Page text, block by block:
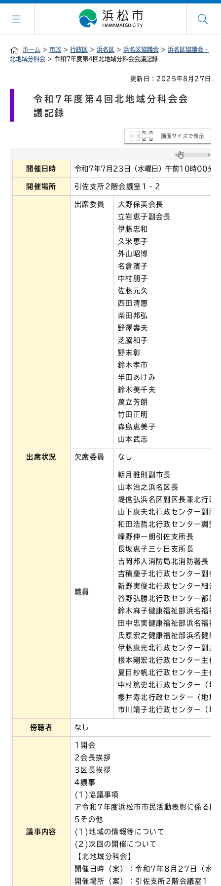
ホーム > 市政 > 行政区 > 浜名区 > 浜名区協議会 > 浜名区協議会・
北地域分科会 > 令和7年度第4回北地域分科会会議記録
更新日：2025年8月27日
令和7年度第4回北地域分科会会
議記録
画面サイズで表示
開催日時 令和7年7月23日（水曜日）午前10時00分
開催場所 引佐支所2階会議室1・2
出席状況
出席委員
大野保美会長
立岩恵子副会長
伊藤忠和
久米恵子
外山昭博
名倉濱子
中村朋子
佐藤元久
西田清惠
柴田邦弘
野澤壽夫
芝脇和子
野末彰
鈴木孝市
半田あけみ
鈴木美千夫
萬立芳朗
竹田正明
森島恵美子
山本武志
欠席委員 なし
職員
朝月雅則副市長
山本治之浜名区長
堤信弘浜名区副区長兼北行政
山下康夫北行政センター副所
和田浩哲北行政センター調整
峰野伸一朗引佐支所長
長坂恵子三ヶ日支所長
吉岡邦人消防局北消防署長
吉積慶子北行政センター副参
新野実俊北行政センター細江
谷野弘勝北行政センター都田
鈴木麻子健康福祉部浜名福祉
田中忠実健康福祉部浜名福祉
氏原宏之健康福祉部浜名健康
伊藤康光北行政センター副主
根本剛宏北行政センター主任
夏目紗帆北行政センター主任
中村篤史北行政センター（地
櫻井寿北行政センター（地域
市川靖子北行政センター（地
傍聴者 なし
議事内容
1開会
2会長挨拶
3区長挨拶
4議事
(1)協議事項
ア令和7年度浜松市市民活動表彰に係る団
5その他
(1)地域の情報等について
(2)次回の開催について
【北地域分科会】
開催日時（案）：令和7年8月27日（水
開催場所（案）：引佐支所2階会議室1・